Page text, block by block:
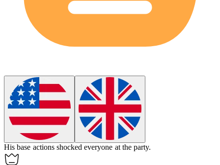
His base actions shocked everyone at the party.